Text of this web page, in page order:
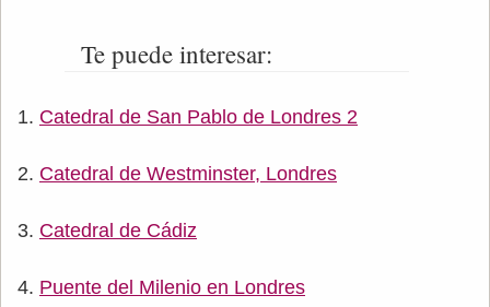
Te puede interesar:
Catedral de San Pablo de Londres 2
Catedral de Westminster, Londres
Catedral de Cádiz
Puente del Milenio en Londres